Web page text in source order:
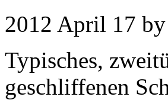
2012 April 17 by
Typisches,
geschliffenen